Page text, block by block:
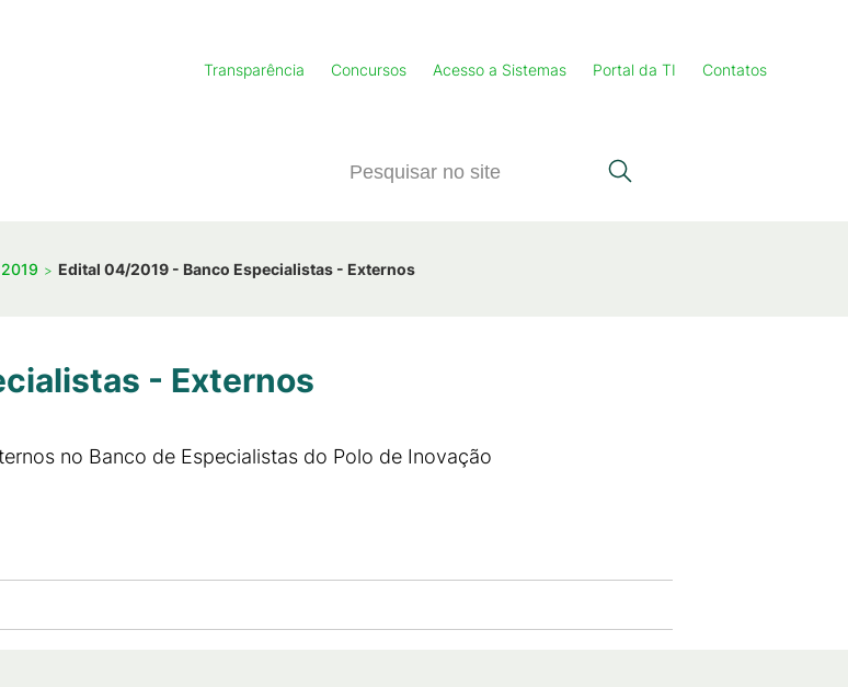
Transparência Concursos Acesso a Sistemas Portal da TI Contatos
Edital 04/2019 - Banco Especialistas - Externos
- Externos
no Banco de Especialistas do Polo de Inovação